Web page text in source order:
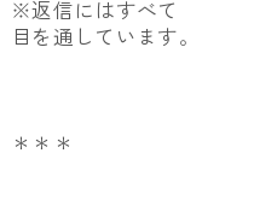
※返信にはすべて
目を通しています。
＊＊＊